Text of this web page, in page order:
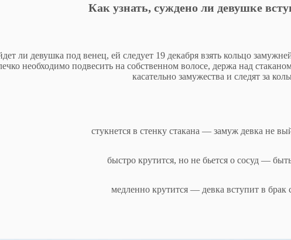
Как узнать, суждено ли девушке
ли девушка под венец, ей следует 19 декабря взять кольцо
необходимо подвесить на собственном волосе, держа над
касательно замужества и следят за
стукнется в стенку стакана — замуж девка не
быстро крутится, но не бьется о сосуд —
медленно крутится — девка вступит в брак